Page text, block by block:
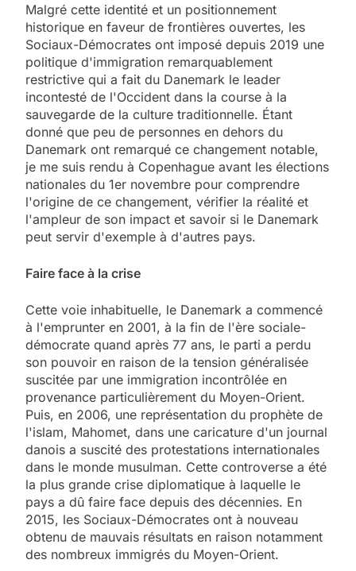
Malgré cette identité et un positionnement
historique en faveur de frontières ouvertes, les
Sociaux-Démocrates ont imposé depuis 2019 une
politique d'immigration remarquablement
restrictive qui a fait du Danemark le leader
incontesté de l'Occident dans la course à la
sauvegarde de la culture traditionnelle. Étant
donné que peu de personnes en dehors du
Danemark ont remarqué ce changement notable,
je me suis rendu à Copenhague avant les élections
nationales du 1er novembre pour comprendre
l'origine de ce changement, vérifier la réalité et
l'ampleur de son impact et savoir si le Danemark
peut servir d'exemple à d'autres pays.
Faire face à la crise
Cette voie inhabituelle, le Danemark a commencé
à l'emprunter en 2001, à la fin de l'ère sociale-
démocrate quand après 77 ans, le parti a perdu
son pouvoir en raison de la tension généralisée
suscitée par une immigration incontrôlée en
provenance particulièrement du Moyen-Orient.
Puis, en 2006, une représentation du prophète de
l'islam, Mahomet, dans une caricature d'un journal
danois a suscité des protestations internationales
dans le monde musulman. Cette controverse a été
la plus grande crise diplomatique à laquelle le
pays a dû faire face depuis des décennies. En
2015, les Sociaux-Démocrates ont à nouveau
obtenu de mauvais résultats en raison notamment
des nombreux immigrés du Moyen-Orient.